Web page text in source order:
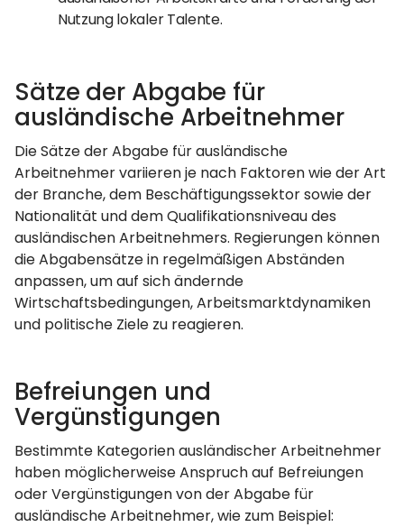
Nutzung lokaler Talente.
Sätze der Abgabe für
ausländische Arbeitnehmer
Die Sätze der Abgabe für ausländische
Arbeitnehmer variieren je nach Faktoren wie der Art
der Branche, dem Beschäftigungssektor sowie der
Nationalität und dem Qualifikationsniveau des
ausländischen Arbeitnehmers. Regierungen können
die Abgabensätze in regelmäßigen Abständen
anpassen, um auf sich ändernde
Wirtschaftsbedingungen, Arbeitsmarktdynamiken
und politische Ziele zu reagieren.
Befreiungen und
Vergünstigungen
Bestimmte Kategorien ausländischer Arbeitnehmer
haben möglicherweise Anspruch auf Befreiungen
oder Vergünstigungen von der Abgabe für
ausländische Arbeitnehmer, wie zum Beispiel: